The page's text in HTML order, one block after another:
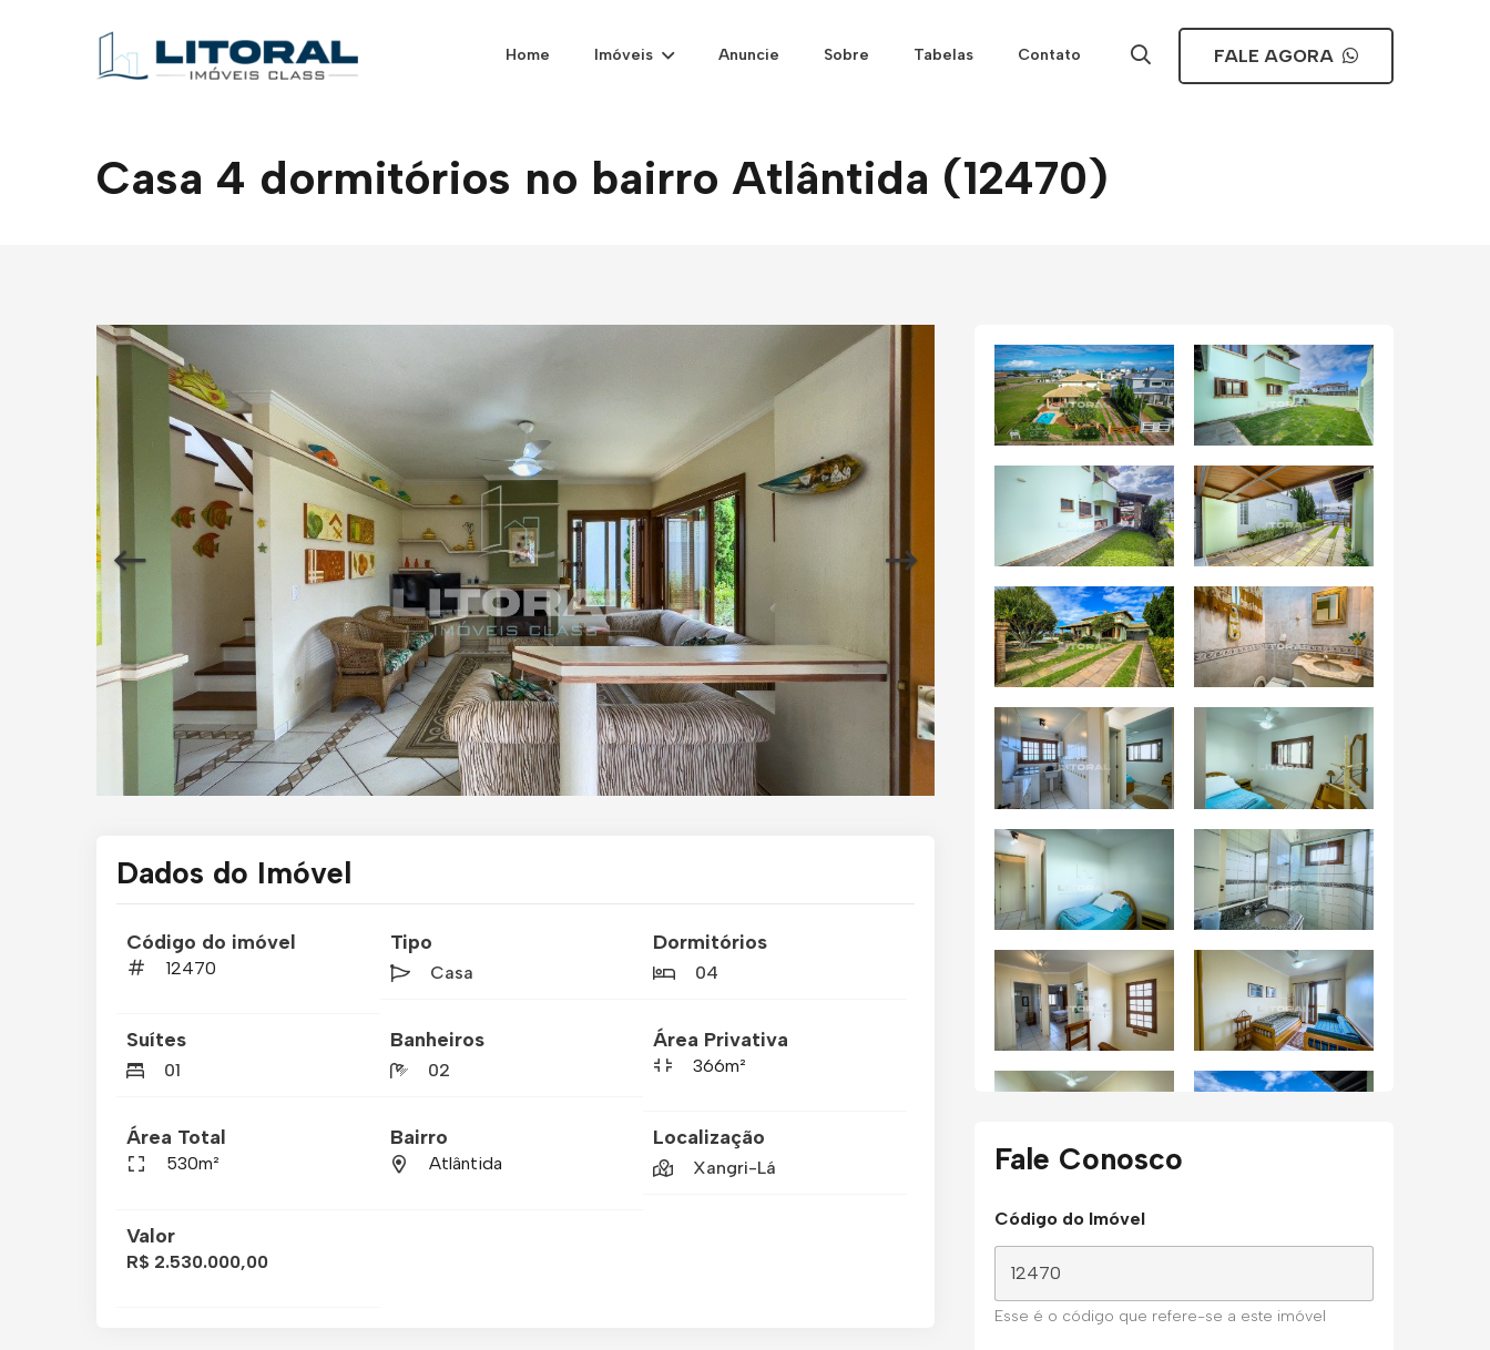
Home Imóveis Anuncie Sobre Tabelas Contato FALE AGORA
Casa 4 dormitórios no bairro Atlântida (12470)
Dados do Imóvel
Código do imóvel
12470
Tipo
Casa
Dormitórios
04
Suítes
01
Banheiros
02
Área Privativa
366m²
Área Total
530m²
Bairro
Atlântida
Localização
Xangri-Lá
Valor
R$ 2.530.000,00
Fale Conosco
Código do Imóvel
Esse é o código que refere-se a este imóvel